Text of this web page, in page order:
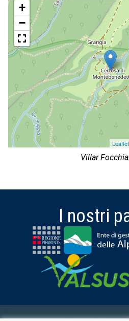
+
−
Leaflet
Villar
I nostri